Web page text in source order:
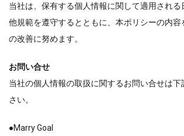
当社は、保有する個人情報に関して適用され
他規範を遵守するとともに、本ポリシーの内容
の改善に努めます。
お問い合せ
当社の個人情報の取扱に関するお問い合せは
さい。
●Marry Goal